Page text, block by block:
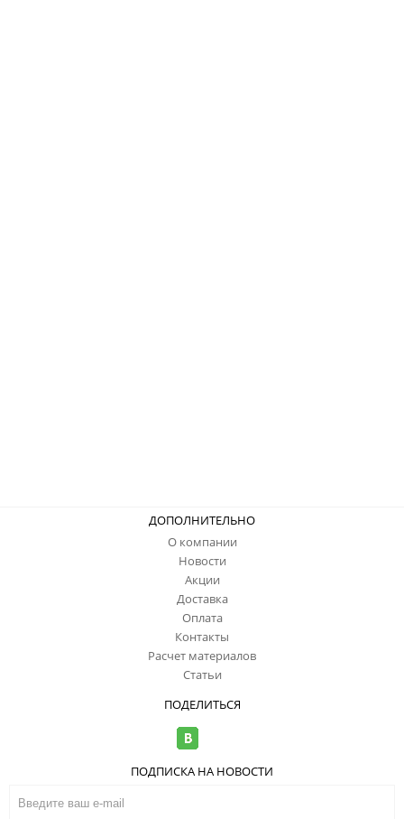
ДОПОЛНИТЕЛЬНО
О компании
Новости
Акции
Доставка
Оплата
Контакты
Расчет материалов
Статьи
ПОДЕЛИТЬСЯ
ПОДПИСКА НА НОВОСТИ